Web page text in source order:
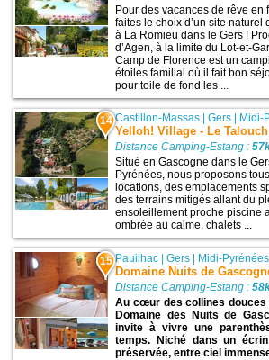
Pour des vacances de rêve en
faites le choix d’un site naturel
à La Romieu dans le Gers !
d’Agen, à la limite du Lot-et-
Camp de Florence est un
étoiles familial où il fait bon
pour toile de fond les ...
14 Castillon-Massas |Gers Midi-
Yelloh! Village - Le Talouch
Distance Camping-Estang :
Situé en Gascogne dans le
Pyrénées, nous proposons
locations, des emplacements
des terrains mitigés allant du
ensoleillement proche piscine
ombrée au calme, chalets ...
15 Pauilhac |Gers | Midi-Pyrénées
Domaine Nuits de
Distance Camping-Estang :
Au cœur des collines douces
Domaine des Nuits de
invite à vivre une
temps. Niché dans un
préservée, entre ciel